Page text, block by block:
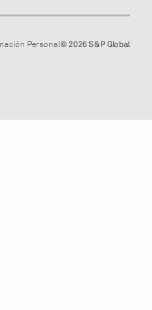
Personal© 2026 S&P Global